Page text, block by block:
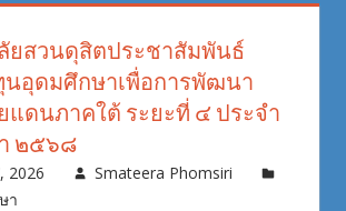
ยสวนดุสิตประชาสัมพันธ์
นอุดมศึกษาเพื่อการพัฒนา
แดนภาคใต้ ระยะที่ ๔ ประจำ
๒๕๖๘
2026
Smateera Phomsiri
า